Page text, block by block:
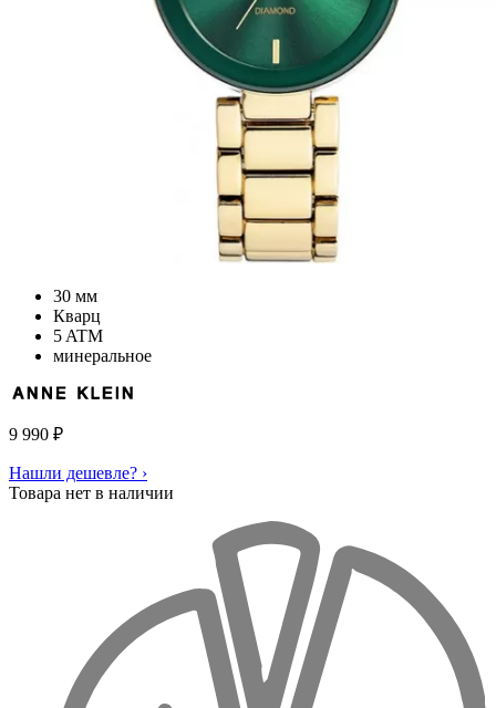
30 мм
Кварц
5 ATM
минеральное
9 990 ₽
Нашли дешевле? ›
Товара нет в наличии